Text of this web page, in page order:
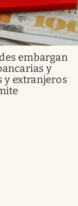
embargan
y
y extranjeros